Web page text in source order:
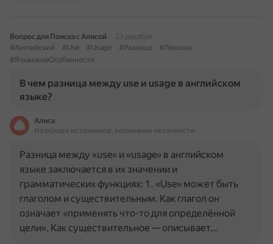
Вопрос для Поиска с Алисой
23 декабря
#Английский
#Use #Usage #Разница
#Лексика
#ЯзыковыеОсобенности
В чем разница между use и usage в английском
языке?
Алиса
На основе источников, возможны неточности
Разница между «use» и «usage» в английском
языке заключается в их значении и
грамматических функциях: 1. «Use» может быть
глаголом и существительным. Как глагол он
означает «применять что-то для определённой
цели». Как существительное — описывает…